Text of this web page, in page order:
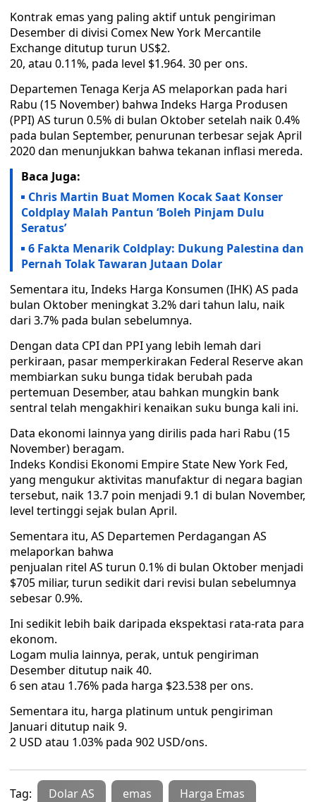
Kontrak emas yang paling aktif untuk pengiriman
Desember di divisi Comex New York Mercantile
Exchange ditutup turun US$2.
20, atau 0.11%, pada level $1.964. 30 per ons.
Departemen Tenaga Kerja AS melaporkan pada hari
Rabu (15 November) bahwa Indeks Harga Produsen
(PPI) AS turun 0.5% di bulan Oktober setelah naik 0.4%
pada bulan September, penurunan terbesar sejak April
2020 dan menunjukkan bahwa tekanan inflasi mereda.
Baca Juga:
Chris Martin Buat Momen Kocak Saat Konser
Coldplay Malah Pantun ‘Boleh Pinjam Dulu
Seratus’
6 Fakta Menarik Coldplay: Dukung Palestina dan
Pernah Tolak Tawaran Jutaan Dolar
Sementara itu, Indeks Harga Konsumen (IHK) AS pada
bulan Oktober meningkat 3.2% dari tahun lalu, naik
dari 3.7% pada bulan sebelumnya.
Dengan data CPI dan PPI yang lebih lemah dari
perkiraan, pasar memperkirakan Federal Reserve akan
membiarkan suku bunga tidak berubah pada
pertemuan Desember, atau bahkan mungkin bank
sentral telah mengakhiri kenaikan suku bunga kali ini.
Data ekonomi lainnya yang dirilis pada hari Rabu (15
November) beragam.
Indeks Kondisi Ekonomi Empire State New York Fed,
yang mengukur aktivitas manufaktur di negara bagian
tersebut, naik 13.7 poin menjadi 9.1 di bulan November,
level tertinggi sejak bulan April.
Sementara itu, AS Departemen Perdagangan AS
melaporkan bahwa
penjualan ritel AS turun 0.1% di bulan Oktober menjadi
$705 miliar, turun sedikit dari revisi bulan sebelumnya
sebesar 0.9%.
Ini sedikit lebih baik daripada ekspektasi rata-rata para
ekonom.
Logam mulia lainnya, perak, untuk pengiriman
Desember ditutup naik 40.
6 sen atau 1.76% pada harga $23.538 per ons.
Sementara itu, harga platinum untuk pengiriman
Januari ditutup naik 9.
2 USD atau 1.03% pada 902 USD/ons.
Tag: Dolar AS emas Harga Emas